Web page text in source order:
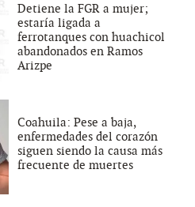
Detiene la FGR a mujer;
estaría ligada a
ferrotanques con huachicol
abandonados en Ramos
Arizpe
Coahuila: Pese a baja,
enfermedades del corazón
siguen siendo la causa más
frecuente de muertes